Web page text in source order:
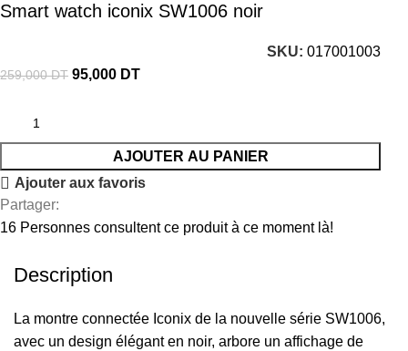
Smart watch iconix SW1006 noir
SKU:017001003
259,000DT 95,000 DT
AJOUTER AU PANIER
Ajouter aux favoris
Partager:
16 Personnes consultent ce produit à ce moment là!
Description
La montre connectée Iconix de la nouvelle série SW1006,
avec un design élégant en noir, arbore un affichage de